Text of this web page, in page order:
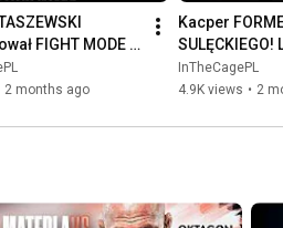
FIGHT MODE |
|
zostanie w KSW? |
2 months ago
Kacper
SULĘCKIEGO!
następny?
| Co dalej z
InTheCagePL
4.9K views • 2